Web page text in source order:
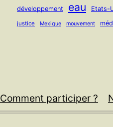
développement eau Etats-
justice Mexique mouvement
Comment participer ?